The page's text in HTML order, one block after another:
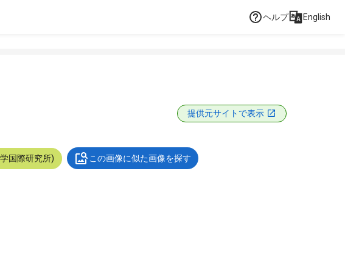
ヘルプ English
提供元サイトで表示
国際研究所) この画像に似た画像を探す